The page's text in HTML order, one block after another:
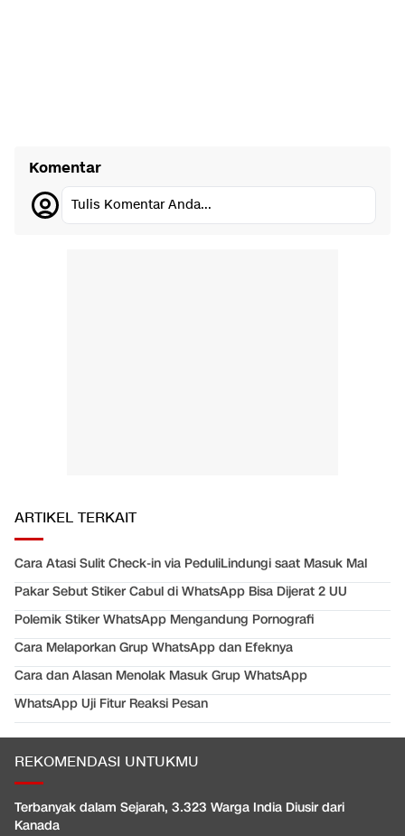
Komentar
Tulis Komentar Anda...
ARTIKEL TERKAIT
Cara Atasi Sulit Check-in via PeduliLindungi saat Masuk Mal
Pakar Sebut Stiker Cabul di WhatsApp Bisa Dijerat 2 UU
Polemik Stiker WhatsApp Mengandung Pornografi
Cara Melaporkan Grup WhatsApp dan Efeknya
Cara dan Alasan Menolak Masuk Grup WhatsApp
WhatsApp Uji Fitur Reaksi Pesan
REKOMENDASI UNTUKMU
Terbanyak dalam Sejarah, 3.323 Warga India Diusir dari
Kanada